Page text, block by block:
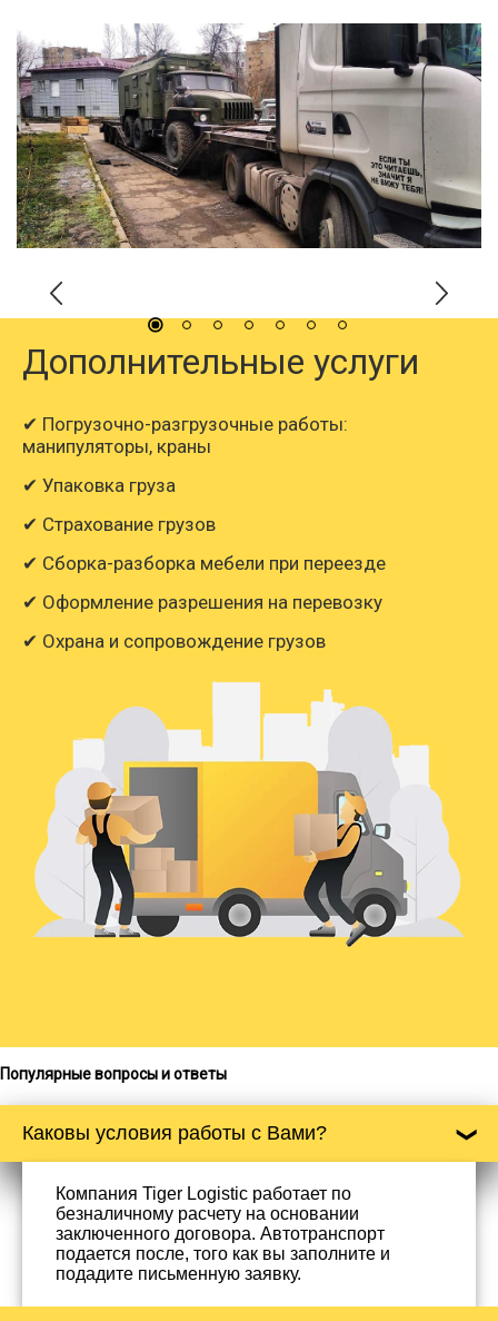
Дополнительные услуги
✔ Погрузочно-разгрузочные работы:
манипуляторы, краны
✔ Упаковка груза
✔ Страхование грузов
✔ Сборка-разборка мебели при переезде
✔ Оформление разрешения на перевозку
✔ Охрана и сопровождение грузов
Популярные вопросы и ответы
Каковы условия работы с Вами?
Компания Tiger Logistic работает по
безналичному расчету на основании
заключенного договора. Автотранспорт
подается после, того как вы заполните и
подадите письменную заявку.